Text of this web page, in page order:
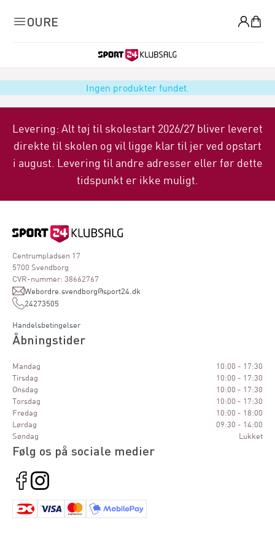
OURE
Ingen produkter fundet.
Levering: Alt tøj til skolestart 2026/27 bliver leveret
direkte til skolen og vil ligge klar til jer ved opstart
i august. Levering til andre adresser eller før dette
tidspunkt er ikke muligt.
Centrumpladsen 17
5700 Svendborg
CVR-nummer: 38662767
Webordre.svendborg@sport24.dk
24273505
Handelsbetingelser
Åbningstider
Mandag
10:00 - 17:30
Tirsdag
10:00 - 17:30
Onsdag
10:00 - 17:30
Torsdag
10:00 - 17:30
Fredag
10:00 - 18:00
Lørdag
09:30 - 14:00
Søndag
Lukket
Følg os på sociale medier